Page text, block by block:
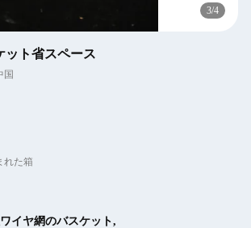
4/4
ット省スペース
国
れた箱
イヤ網のバスケット,